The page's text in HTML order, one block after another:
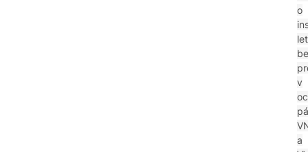
o
v
a